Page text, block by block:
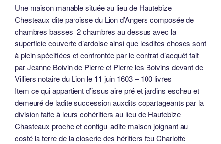
Une maison manable située au lieu de Hautebize
Chesteaux dite paroisse du Lion d’Angers composée de
chambres basses, 2 chambres au dessus avec la
superficie couverte d’ardoise ainsi que lesdites choses sont
à plein spécifiées et confrontée par le contrat d’acquêt fait
par Jeanne Boivin de Pierre et Pierre les Boivins devant de
Villiers notaire du Lion le 11 juin 1603 – 100 livres
Item ce qui appartient d’issus aire pré et jardins escheu et
demeuré de ladite succession auxdits copartageants par la
division faite à leurs cohéritiers au lieu de Hautebize
Chasteaux proche et contigu ladite maison joignant au
costé la terre de la closerie des héritiers feu Charlotte